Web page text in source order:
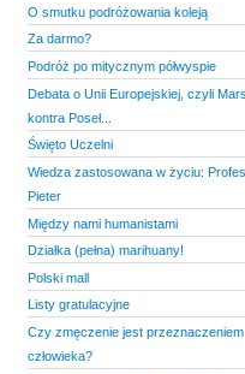
O smutku podróżowania koleją
Za darmo?
Podróż po mitycznym półwyspie
Debata o Unii Europejskiej, czyli
kontra Poseł...
Święto Uczelni
Wiedza zastosowana w życiu:
Pieter
Między nami humanistami
Działka (pełna) marihuany!
Polski mall
Listy gratulacyjne
Czy zmęczenie jest przeznaczeniem
człowieka?